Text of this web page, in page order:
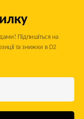
Підпишіться на
та знижки в D2